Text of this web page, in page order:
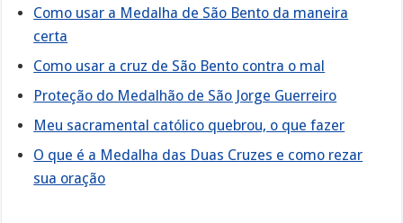
Como usar a Medalha de São Bento da maneira
certa
Como usar a cruz de São Bento contra o mal
Proteção do Medalhão de São Jorge Guerreiro
Meu sacramental católico quebrou, o que fazer
O que é a Medalha das Duas Cruzes e como rezar
sua oração